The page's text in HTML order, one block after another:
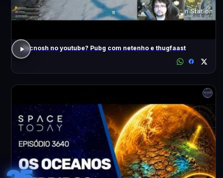
Tecnosh no youtube? Pubg com netenho e thugfaast